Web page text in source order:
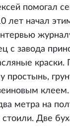
помогал
лет начал
с завода
краски.
простынь,
метра на
Две